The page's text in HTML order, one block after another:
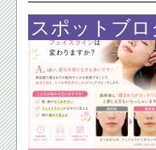
スポットブロ